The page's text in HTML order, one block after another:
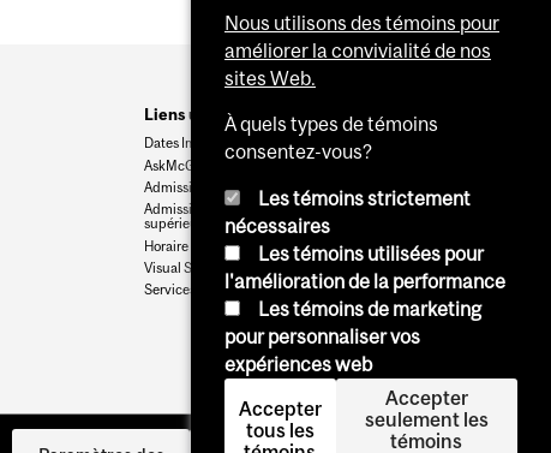
Liens utiles
Dates Importantes
AskMcGill
Admission au premier cycle
Admissions aux cycles
supérieurs et postdoctoraux
Horaire des cours
Visual Schedule Builder
Services aux étudiants
Nous utilisons des témoins pour
améliorer la convivialité de nos
sites Web.
À quels types de témoins
consentez-vous?
Les témoins strictement
nécessaires
Les témoins utilisées pour
l'amélioration de la performance
Les témoins de marketing
pour personnaliser vos
expériences web
Accepter
tous les
Accepter
seulement les
témoins